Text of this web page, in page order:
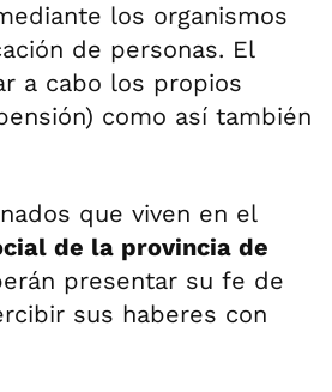
los organismos
de personas. El
a cabo los propios
como así también
que viven en el
de la provincia de
presentar su fe de
sus haberes con